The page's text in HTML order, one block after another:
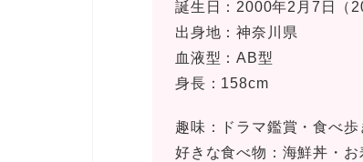
誕生日：2000年2月7日（
出身地：神奈川県
血液型：AB型
身長：158cm
趣味：ドラマ鑑賞・食べ
好きな食べ物：海鮮丼・お